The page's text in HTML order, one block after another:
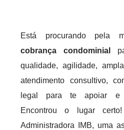
Está procurando pela
cobrança condominial
qualidade, agilidade,
atendimento consultivo,
legal para te apoiar e
Encontrou o lugar
Administradora IMB, uma